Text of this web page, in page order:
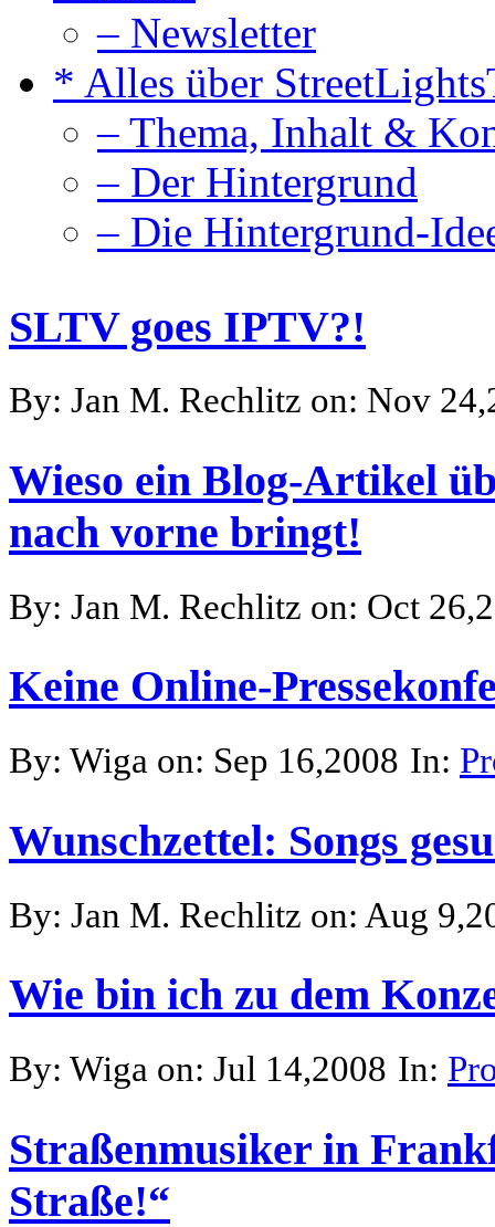
– Newsletter
* Alles über
– Thema, Inhalt &
– Der Hintergrund
– Die Hintergrund-
SLTV goes IPTV?!
By: Jan M. Rechlitz on: Nov
Wieso ein Blog-Artikel
nach vorne bringt!
By: Jan M. Rechlitz on: Oct
Keine Online-
By: Wiga on: Sep 16,2008 In:
Wunschzettel: Songs
By: Jan M. Rechlitz on: Aug
Wie bin ich zu dem
By: Wiga on: Jul 14,2008 In:
Straßenmusiker in
Straße!“